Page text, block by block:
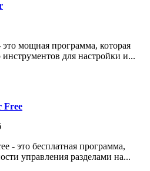
мощная программа, которая
для настройки и...
Free
- это бесплатная программа,
управления разделами на...